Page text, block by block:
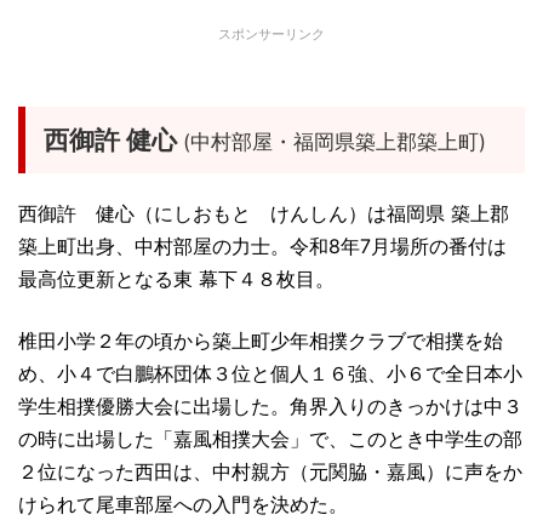
スポンサーリンク
西御許 健心 (中村部屋・福岡県築上郡築上町)
西御許 健心（にしおもと けんしん）は福岡県 築上郡
築上町出身、中村部屋の力士。令和8年7月場所の番付は
最高位更新となる東 幕下４８枚目。
椎田小学２年の頃から築上町少年相撲クラブで相撲を始
め、小４で白鵬杯団体３位と個人１６強、小６で全日本小
学生相撲優勝大会に出場した。角界入りのきっかけは中３
の時に出場した「嘉風相撲大会」で、このとき中学生の部
２位になった西田は、中村親方（元関脇・嘉風）に声をか
けられて尾車部屋への入門を決めた。